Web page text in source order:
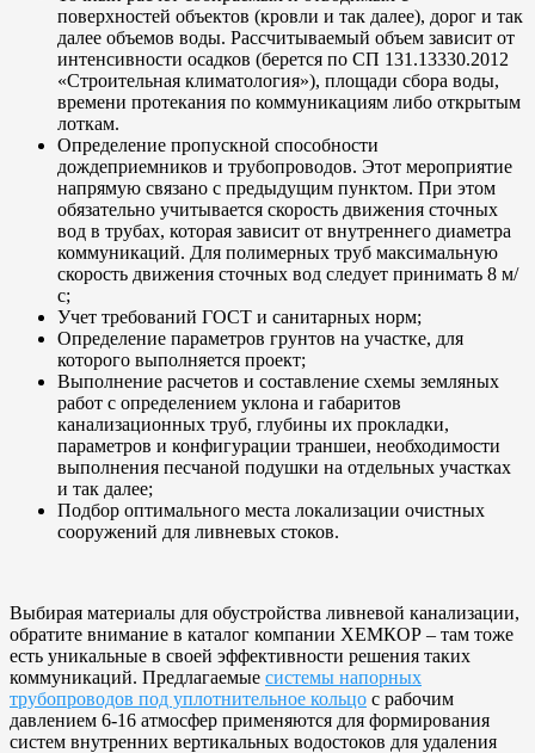
поверхностей объектов (кровли и так далее), дорог и так
далее объемов воды. Рассчитываемый объем зависит от
интенсивности осадков (берется по СП 131.13330.2012
«Строительная климатология»), площади сбора воды,
времени протекания по коммуникациям либо открытым
лоткам.
Определение пропускной способности
дождеприемников и трубопроводов. Этот мероприятие
напрямую связано с предыдущим пунктом. При этом
обязательно учитывается скорость движения сточных
вод в трубах, которая зависит от внутреннего диаметра
коммуникаций. Для полимерных труб максимальную
скорость движения сточных вод следует принимать 8 м/
с;
Учет требований ГОСТ и санитарных норм;
Определение параметров грунтов на участке, для
которого выполняется проект;
Выполнение расчетов и составление схемы земляных
работ с определением уклона и габаритов
канализационных труб, глубины их прокладки,
параметров и конфигурации траншеи, необходимости
выполнения песчаной подушки на отдельных участках
и так далее;
Подбор оптимального места локализации очистных
сооружений для ливневых стоков.
Выбирая материалы для обустройства ливневой канализации,
обратите внимание в каталог компании ХЕМКОР – там тоже
есть уникальные в своей эффективности решения таких
коммуникаций. Предлагаемые системы напорных
трубопроводов под уплотнительное кольцо с рабочим
давлением 6-16 атмосфер применяются для формирования
систем внутренних вертикальных водостоков для удаления